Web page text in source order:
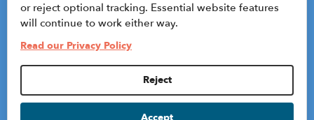
© 2026 CenterState CEO
Mapa del sitio
Política de privacidad y condiciones de uso
Privacy Settings
or reject optional tracking. Essential website features
will continue to work either way.
Read our Privacy Policy
Reject